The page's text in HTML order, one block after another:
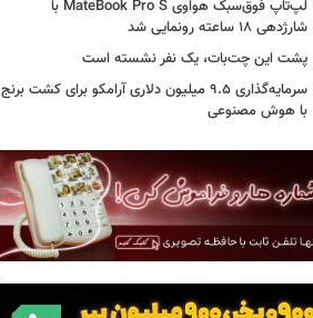
لپ‌تاپ فوق‌سبک هواوی MateBook Pro S با
شارژدهی ۱۸ ساعته رونمایی شد
پشت این چت‌بات، یک نفر نشسته است
سرمایه‌گذاری ۹.۵ میلیون دلاری آرامکو برای کشت برنج
با هوش مصنوعی